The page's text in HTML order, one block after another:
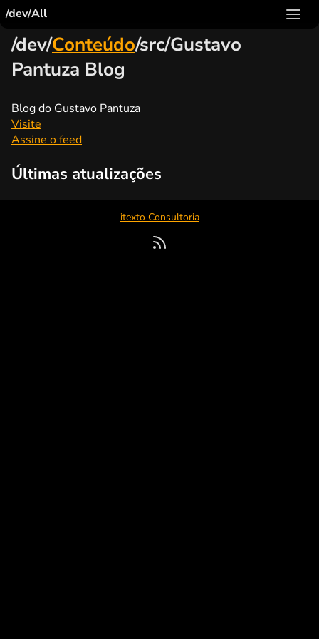
/dev/All
/dev/Conteúdo/src/Gustavo
Pantuza Blog
Blog do Gustavo Pantuza
Visite
Assine o feed
Últimas atualizações
itexto Consultoria